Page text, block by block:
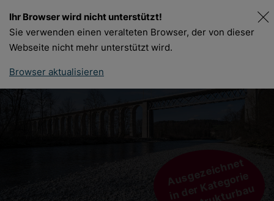
Ausgezeichnet
in der Kategorie
Ihr Browser wird nicht unterstützt!
Sie verwenden einen veralteten Browser, der von dieser
Webseite nicht mehr unterstützt wird.
Browser aktualisieren